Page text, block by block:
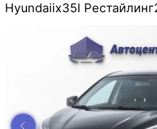
Hyundaiix35I Рестайлинг